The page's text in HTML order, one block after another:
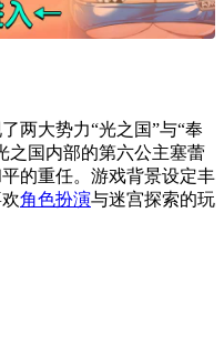
两大势力“光之国”与“奉
之国内部的第六公主塞蕾
的重任。游戏背景设定丰
角色扮演与迷宫探索的玩